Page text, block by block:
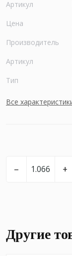
Артикул
Цена
Производитель
Артикул
Тип
Все
– +
Другие